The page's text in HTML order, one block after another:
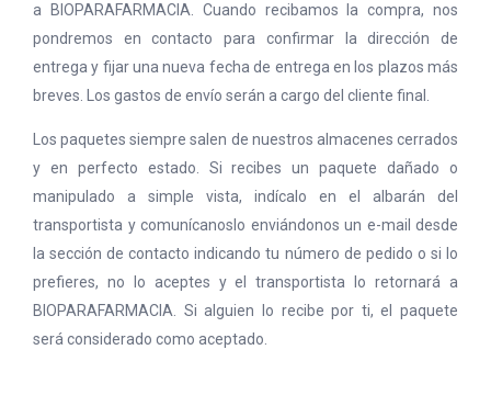
a BIOPARAFARMACIA. Cuando recibamos la compra, nos
pondremos en contacto para confirmar la dirección de
entrega y fijar una nueva fecha de entrega en los plazos más
breves. Los gastos de envío serán a cargo del cliente final.
Los paquetes siempre salen de nuestros almacenes cerrados
y en perfecto estado. Si recibes un paquete dañado o
manipulado a simple vista, indícalo en el albarán del
transportista y comunícanoslo enviándonos un e-mail desde
la sección de contacto indicando tu número de pedido o si lo
prefieres, no lo aceptes y el transportista lo retornará a
BIOPARAFARMACIA. Si alguien lo recibe por ti, el paquete
será considerado como aceptado.